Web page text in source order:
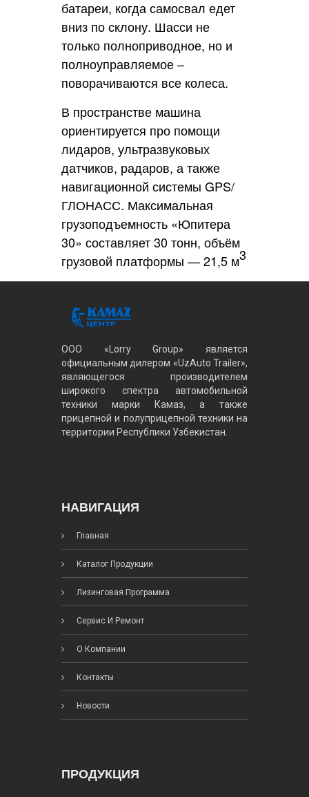
батареи, когда самосвал едет
вниз по склону. Шасси не
только полноприводное, но и
полноуправляемое –
поворачиваются все колеса.
В пространстве машина
ориентируется про помощи
лидаров, ультразвуковых
датчиков, радаров, а также
навигационной системы GPS/
ГЛОНАСС. Максимальная
грузоподъемность «Юпитера
30» составляет 30 тонн, объём
грузовой платформы — 21,5 м3
ООО «Lorry Group» является
официальным дилером «UzAuto Trailer»,
являющегося производителем
широкого спектра автомобильной
техники марки Камаз, а также
прицепной и полуприцепной техники на
территории Республики Узбекистан.
НАВИГАЦИЯ
Главная
Каталог Продукции
Лизинговая Программа
Сервис И Ремонт
О Компании
Контакты
Новости
ПРОДУКЦИЯ